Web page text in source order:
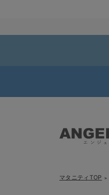
マタニティTOP ＞